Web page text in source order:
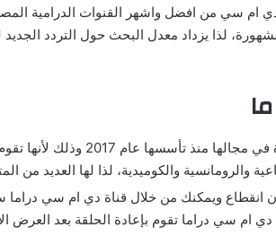
دي ام سي من افضل واشهر القنوات الدرامية
لذا يزداد معدل البحث حول التردد
تعتبر قناة دي ام سي دراما من القنوات
والرومانسية والكوميدية، لذا لها العديد من
علي مدار ال 24 ساعة بدون انقطاع ويمكنك من خلال قناة دي
دي ام سي دراما تقوم بإعادة الحلقة بعد العرض